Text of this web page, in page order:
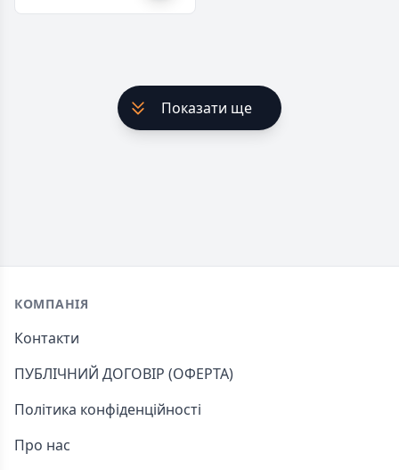
Показати ще
Footer
КОМПАНІЯ
Контакти
ПУБЛІЧНИЙ ДОГОВІР (ОФЕРТА)
Політика конфіденційності
Про нас